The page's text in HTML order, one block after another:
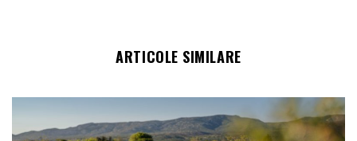
ARTICOLE SIMILARE